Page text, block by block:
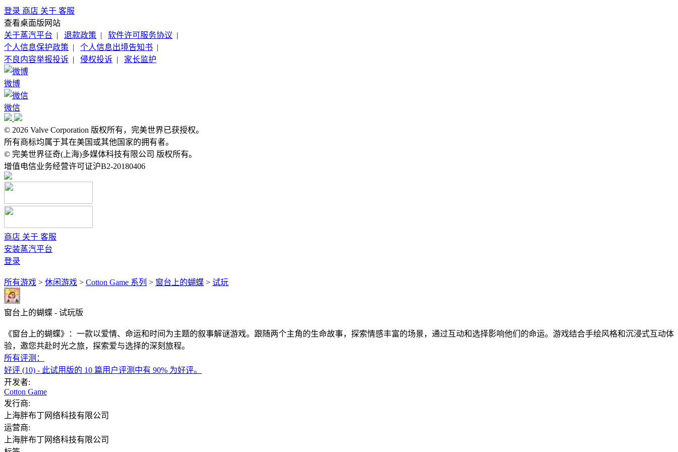
登录 商店 关于 客服
查看桌面版网站
关于蒸汽平台 | 退款政策 | 软件许可服务协议 |
个人信息保护政策 | 个人信息出境告知书 |
不良内容举报投诉 | 侵权投诉 | 家长监护
微博
微信
© 2026 Valve Corporation 版权所有，完美世界已获授权。
所有商标均属于其在美国或其他国家的拥有者。
© 完美世界征奇(上海)多媒体科技有限公司 版权所有。
增值电信业务经营许可证沪B2-20180406
商店 关于 客服
安装蒸汽平台
登录
所有游戏 > 休闲‎游戏 > Cotton Game 系列 > 窗台上的蝴蝶 > 试玩
窗台上的蝴蝶 - 试玩版
《窗台上的蝴蝶》：一款以爱情、命运和时间为主题的叙事解谜游戏。跟随两个主角的生命故事，探索情感丰富的场景，通过互动和选择影响他们的命运。游戏结合手绘风格和沉浸式互动体
验，邀您共赴时光之旅，探索爱与选择的深刻旅程。
所有评测：
好评 (10) - 此试用版的 10 篇用户评测中有 90% 为好评。
开发者:
Cotton Game
发行商:
上海胖布丁网络科技有限公司
运营商:
上海胖布丁网络科技有限公司